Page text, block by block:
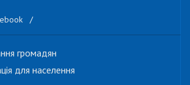
/
громадян
для населення